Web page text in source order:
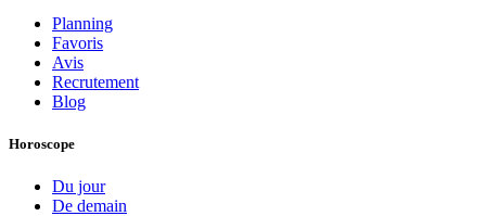
Planning
Favoris
Avis
Recrutement
Blog
Horoscope
Du jour
De demain